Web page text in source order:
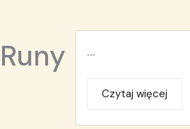
Runy ...
Czytaj więcej